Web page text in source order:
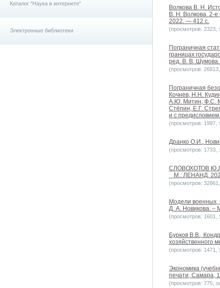
Каталог "Наука в интернете"
Электронные библиотеки
Волкова В. Н.
В. Н. Волкова.
2022. — 412 с.
(просмотров: 2323,
Пограничная
границах
ред. В. В.
(просмотров:
Пограничная
Кочнев, Н.Н.
А.Ю. Митин, Ф.С.
Стёпин, Е.Г.
и с
(просмотров: 1997,
Дранко О.И.,
(просмотров: 1733,
СЛОВОХОТОВ Ю.Л.
⎯ М.: ЛЕНАНД.
(просмотров:
Модели военных,
Д. А. Новикова. –
(просмотров: 1601,
Бурков В.В.,
хозяйственного
(просмотров: 1471,
Экономика
печати, Самара,
(просмотров: 775,